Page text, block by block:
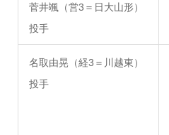
菅井颯（営3＝日大山形）
投手
名取由晃（経3＝川越東）
投手